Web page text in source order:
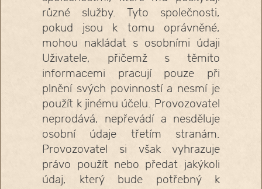
různé služby. Tyto společnosti,
pokud jsou k tomu oprávněné,
mohou nakládat s osobními údaji
Uživatele, přičemž s těmito
informacemi pracují pouze při
plnění svých povinností a nesmí je
použít k jinému účelu. Provozovatel
neprodává, nepřevádí a nesděluje
osobní údaje třetím stranám.
Provozovatel si však vyhrazuje
právo použít nebo předat jakýkoli
údaj, který bude potřebný k